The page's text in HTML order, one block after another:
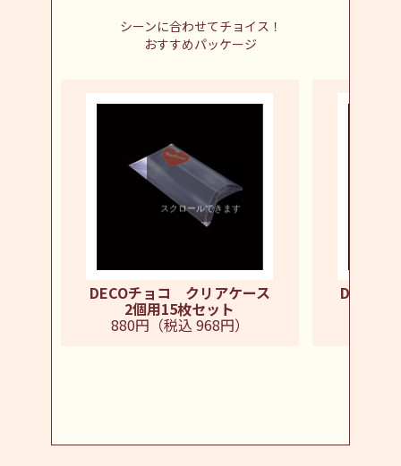
シーンに合わせてチョイス！
おすすめパッケージ
DECOチョコ クリアケース
2個用15枚セット
880円（税込 968円）
DECO
スクロールできます